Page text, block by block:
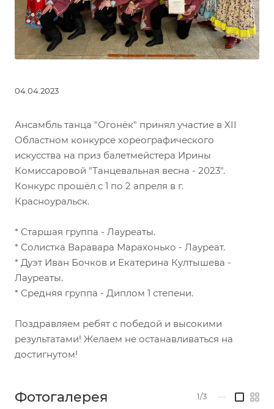
04.04.2023
Ансамбль танца "Огонёк" принял участие в XII
Областном конкурсе хореографического
искусства на приз балетмейстера Ирины
Комиссаровой "Танцевальная весна - 2023".
Конкурс прошёл с 1 по 2 апреля в г.
Красноуральск.
* Старшая группа - Лауреаты.
* Солистка Варавара Марахонько - Лауреат.
* Дуэт Иван Бочков и Екатерина Култышева -
Лауреаты.
* Средняя группа - Диплом 1 степени.
Поздравляем ребят с победой и высокими
результатами! Желаем не останавливаться на
достигнутом!
Фотогалерея 1/3 —